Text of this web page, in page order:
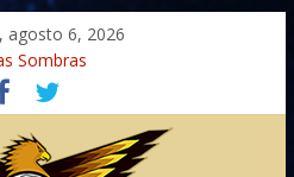
agosto 6, 2026
Sombras
A Jornada do Espírito Ancestral
Espiritual – Crescimento
Cura